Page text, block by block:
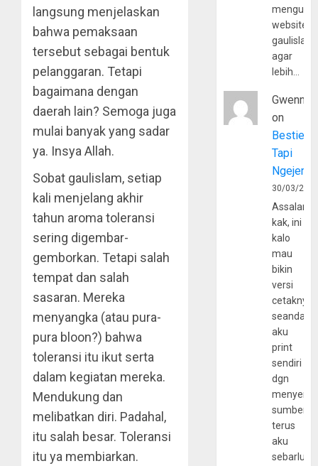
langsung menjelaskan
bahwa pemaksaan
tersebut sebagai bentuk
pelanggaran. Tetapi
bagaimana dengan
daerah lain? Semoga juga
mulai banyak yang sadar
ya. Insya Allah.
Sobat gaulislam, setiap
kali menjelang akhir
tahun aroma toleransi
sering digembar-
gemborkan. Tetapi salah
tempat dan salah
sasaran. Mereka
menyangka (atau pura-
pura bloon?) bahwa
toleransi itu ikut serta
dalam kegiatan mereka.
Mendukung dan
melibatkan diri. Padahal,
itu salah besar. Toleransi
itu ya membiarkan.
website
agar
lebih…
Gwenny
on
Bestie
Tapi
30/03/
kak, ini
kalo
mau
bikin
versi
cetaknya
aku
print
sendiri
dgn
sumber
terus
aku